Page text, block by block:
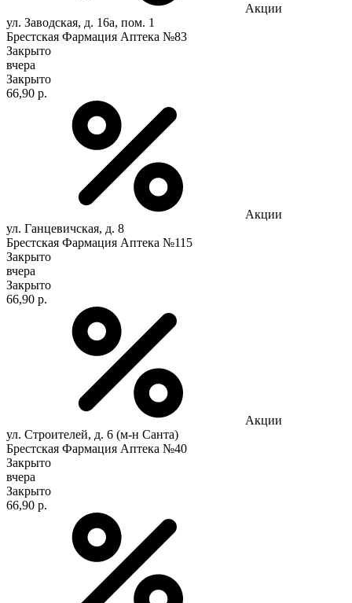
Акции
ул. Заводская, д. 16а, пом. 1
Брестская Фармация Аптека №83
Закрыто
вчера
Закрыто
66,90 р.
Акции
ул. Ганцевичская, д. 8
Брестская Фармация Аптека №115
Закрыто
вчера
Закрыто
66,90 р.
Акции
ул. Строителей, д. 6 (м-н Санта)
Брестская Фармация Аптека №40
Закрыто
вчера
Закрыто
66,90 р.